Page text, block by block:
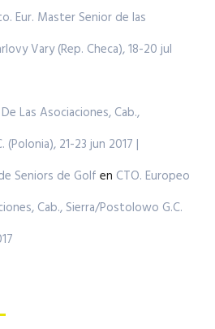
Eur. Master Senior de las
Vary (Rep. Checa), 18-20 jul
Las Asociaciones, Cab.,
21-23 jun 2017 |
Seniors de Golf en CTO. Europeo
Cab., Sierra/Postolowo G.C.